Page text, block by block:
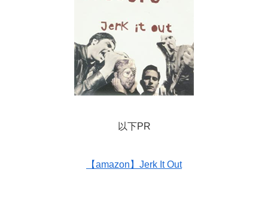
以下PR
【amazon】Jerk It Out